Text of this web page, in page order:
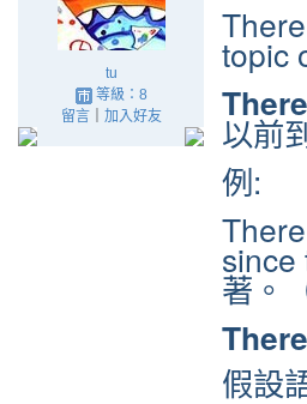
tu
等級：8
留言｜ 加入好友
topic
以前
例:
since
著。
假設